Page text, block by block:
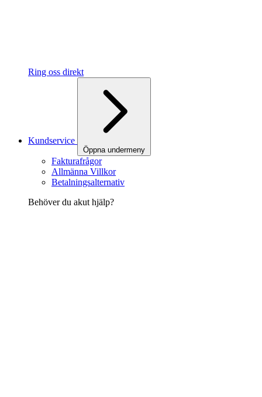
Ring oss direkt
Kundservice
Öppna undermeny
Fakturafrågor
Allmänna Villkor
Betalningsalternativ
Behöver du akut hjälp?